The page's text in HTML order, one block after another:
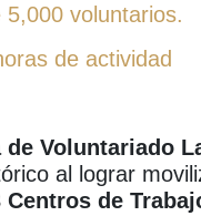
voluntarios.
de actividad
de Voluntariado
al lograr
de